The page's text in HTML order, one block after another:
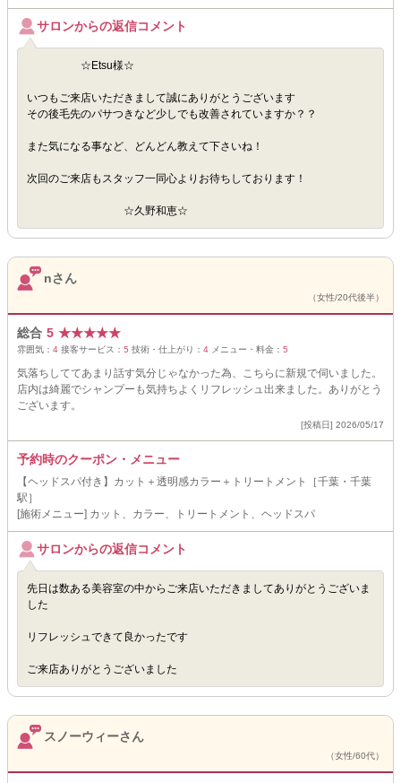
サロンからの返信コメント
☆Etsu様☆
いつもご来店いただきまして誠にありがとうございます
その後毛先のパサつきなど少しでも改善されていますか？？
また気になる事など、どんどん教えて下さいね！
次回のご来店もスタッフ一同心よりお待ちしております！
☆久野和恵☆
nさん
（女性/20代後半）
総合 5 ★★★★★
雰囲気： 4 接客サービス： 5 技術・仕上がり： 4 メニュー・料金： 5
気落ちしててあまり話す気分じゃなかった為、こちらに新規で伺いました。
店内は綺麗でシャンプーも気持ちよくリフレッシュ出来ました。ありがとう
ございます。
[投稿日] 2026/05/17
予約時のクーポン・メニュー
【ヘッドスパ付き】カット＋透明感カラー＋トリートメント［千葉・千葉
駅］
[施術メニュー] カット、カラー、トリートメント、ヘッドスパ
サロンからの返信コメント
先日は数ある美容室の中からご来店いただきましてありがとうございま
した
リフレッシュできて良かったです
ご来店ありがとうございました
スノーウィーさん
（女性/60代）